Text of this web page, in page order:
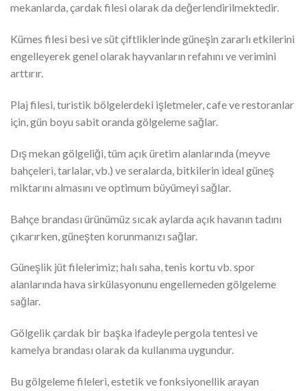
mekanlarda, çardak filesi olarak da değerlendirilmektedir.
Kümes filesi besi ve süt çiftliklerinde güneşin zararlı etkilerini
engelleyerek genel olarak hayvanların refahını ve verimini
arttırır.
Plaj filesi, turistik bölgelerdeki işletmeler, cafe ve restoranlar
için, gün boyu sabit oranda gölgeleme sağlar.
Dış mekan gölgeliği, tüm açık üretim alanlarında (meyve
bahçeleri, tarlalar, vb.) ve seralarda, bitkilerin ideal güneş
miktarını almasını ve optimum büyümeyi sağlar.
Bahçe brandası ürünümüz sıcak aylarda açık havanın tadını
çıkarırken, güneşten korunmanızı sağlar.
Güneşlik jüt filelerimiz; halı saha, tenis kortu vb. spor
alanlarında hava sirkülasyonunu engellemeden gölgeleme
sağlar.
Gölgelik çardak bir başka ifadeyle pergola tentesi ve
kamelya brandası olarak da kullanıma uygundur.
Bu gölgeleme fileleri, estetik ve fonksiyonellik arayan